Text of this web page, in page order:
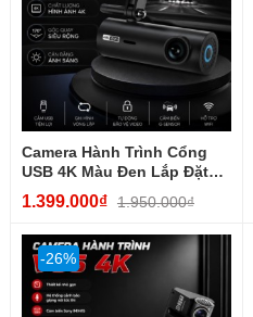
Camera Hành Trình Cổng
USB 4K Màu Đen Lắp Đặt
Tiện Lợi, Nhỏ Gọn,...
1.399.000₫ 1.950.000₫
-26%